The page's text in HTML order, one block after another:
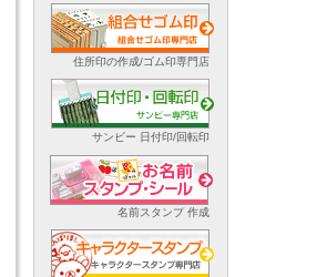
住所印の作成/ゴム印専門店
サンビー 日付印/回転印
名前スタンプ 作成